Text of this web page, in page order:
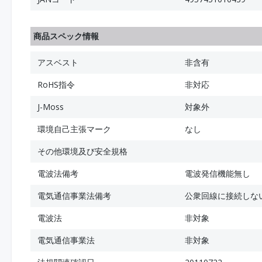
商品スペック情報
アスベスト
非含有
RoHS指令
非対応
J-Moss
対象外
環境自己主張マーク
なし
その他環境及び安全規格
電波法備考
電波発信機能無し
電気通信事業法備考
公衆回線に接続しな
電波法
非対象
電気通信事業法
非対象